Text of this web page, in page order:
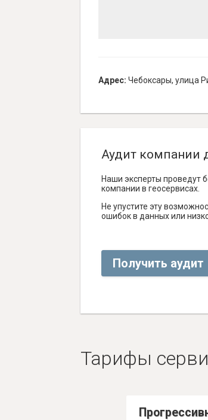
Адрес: Чебоксары, улица
Аудит компании
Наши эксперты проведут
компании в геосервисах.
Не упустите эту
ошибок в данных или
Получить аудит
Тарифы